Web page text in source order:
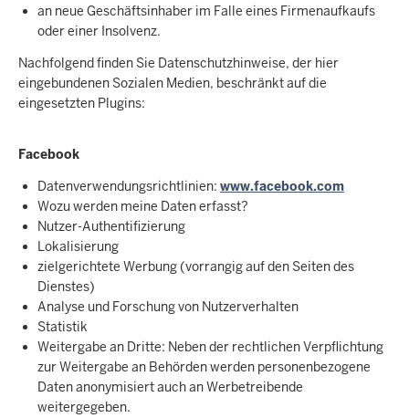
an neue Geschäftsinhaber im Falle eines Firmenaufkaufs
oder einer Insolvenz.
Nachfolgend finden Sie Datenschutzhinweise, der hier
eingebundenen Sozialen Medien, beschränkt auf die
eingesetzten Plugins:
Facebook
Datenverwendungsrichtlinien: www.facebook.com
Wozu werden meine Daten erfasst?
Nutzer-Authentifizierung
Lokalisierung
zielgerichtete Werbung (vorrangig auf den Seiten des
Dienstes)
Analyse und Forschung von Nutzerverhalten
Statistik
Weitergabe an Dritte: Neben der rechtlichen Verpflichtung
zur Weitergabe an Behörden werden personenbezogene
Daten anonymisiert auch an Werbetreibende
weitergegeben.